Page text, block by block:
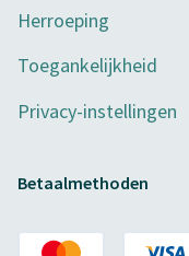
Herroeping
Toegankelijkheid
Privacy-instellingen
Betaalmethoden